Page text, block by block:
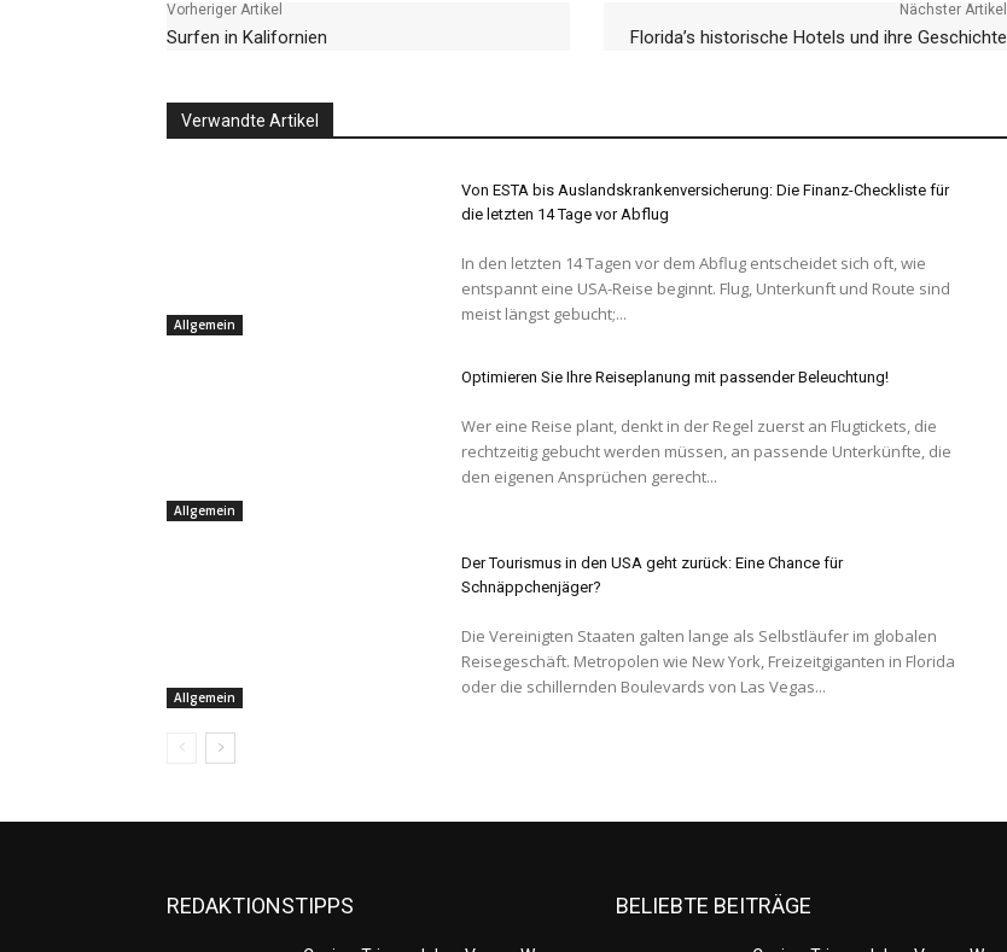
Vorheriger Artikel
Surfen in Kalifornien
Nächster Artikel
Florida’s historische Hotels und ihre Geschichte
Verwandte Artikel
Allgemein
Von ESTA bis Auslandskrankenversicherung: Die Finanz-Checkliste für
die letzten 14 Tage vor Abflug
In den letzten 14 Tagen vor dem Abflug entscheidet sich oft, wie
entspannt eine USA-Reise beginnt. Flug, Unterkunft und Route sind
meist längst gebucht;...
Allgemein
Optimieren Sie Ihre Reiseplanung mit passender Beleuchtung!
Wer eine Reise plant, denkt in der Regel zuerst an Flugtickets, die
rechtzeitig gebucht werden müssen, an passende Unterkünfte, die
den eigenen Ansprüchen gerecht...
Allgemein
Der Tourismus in den USA geht zurück: Eine Chance für
Schnäppchenjäger?
Die Vereinigten Staaten galten lange als Selbstläufer im globalen
Reisegeschäft. Metropolen wie New York, Freizeitgiganten in Florida
oder die schillernden Boulevards von Las Vegas...
REDAKTIONSTIPPS BELIEBTE BEITRÄGE